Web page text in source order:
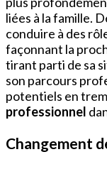
liées à la famille.
conduire à des
façonnant la
tirant parti de sa
son parcours
potentiels en
professionnel
Changement